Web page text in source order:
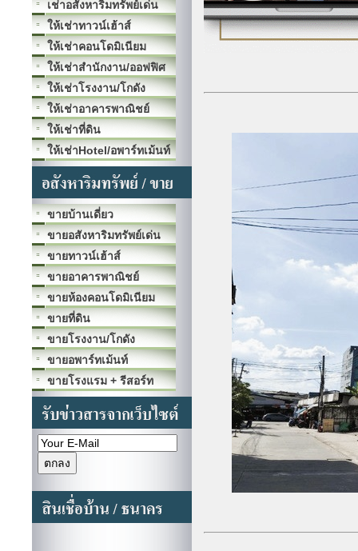
เช่าอสังหาริมทรัพย์เด่น
ให้เช่าทาวน์เฮ้าส์
ให้เช่าคอนโดมิเนียม
ให้เช่าสำนักงาน/ออฟฟิศ
ให้เช่าโรงงาน/โกดัง
ให้เช่าอาคารพาณิชย์
ให้เช่าที่ดิน
ให้เช่าHotel/อพาร์ทเม้นท์
ขายบ้านเดี่ยว
ขายอสังหาริมทรัพย์เด่น
ขายทาวน์เฮ้าส์
ขายอาคารพาณิชย์
ขายห้องคอนโดมิเนียม
ขายที่ดิน
ขายโรงงาน/โกดัง
ขายอพาร์ทเม้นท์
ขายโรงแรม + รีสอร์ท